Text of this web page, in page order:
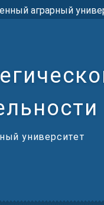
аграрный
университет